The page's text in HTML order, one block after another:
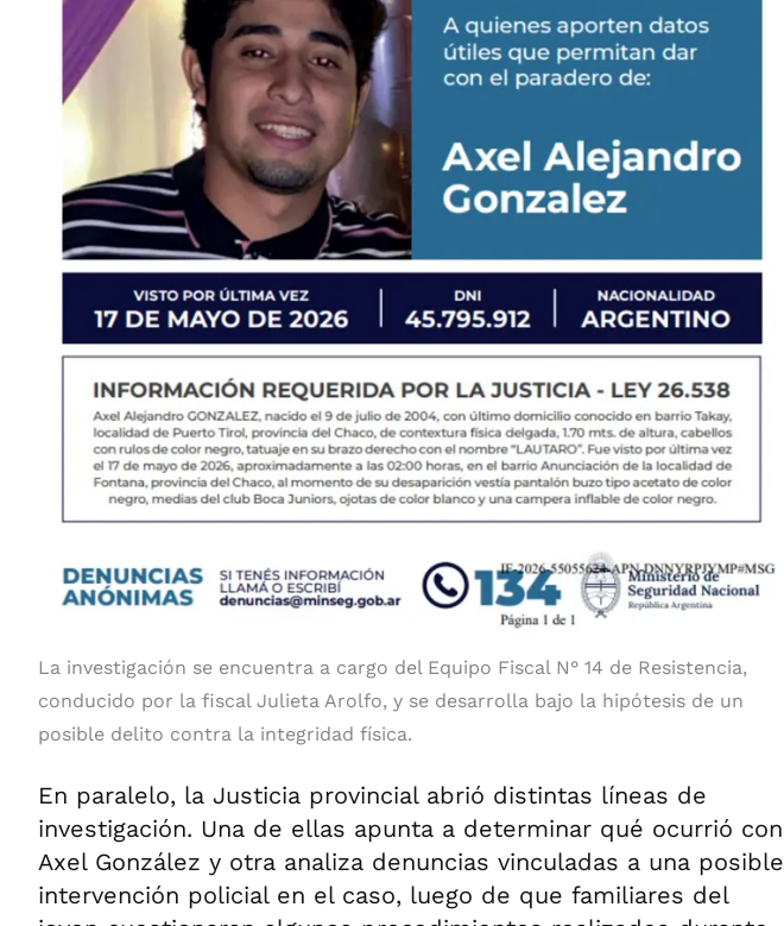
La investigación se encuentra a cargo del Equipo Fiscal N° 14 de Resistencia,
conducido por la fiscal Julieta Arolfo, y se desarrolla bajo la hipótesis de un
posible delito contra la integridad física.
En paralelo, la Justicia provincial abrió distintas líneas de
investigación. Una de ellas apunta a determinar qué ocurrió con
Axel González y otra analiza denuncias vinculadas a una posible
intervención policial en el caso, luego de que familiares del